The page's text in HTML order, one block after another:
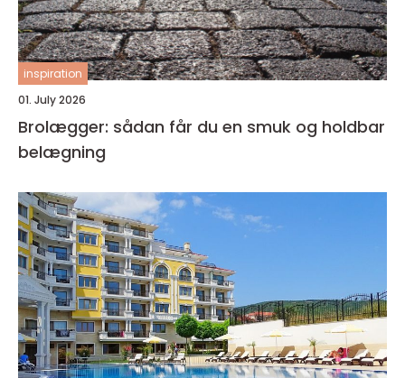
inspiration
01. July 2026
Brolægger: sådan får du en smuk og holdbar
belægning